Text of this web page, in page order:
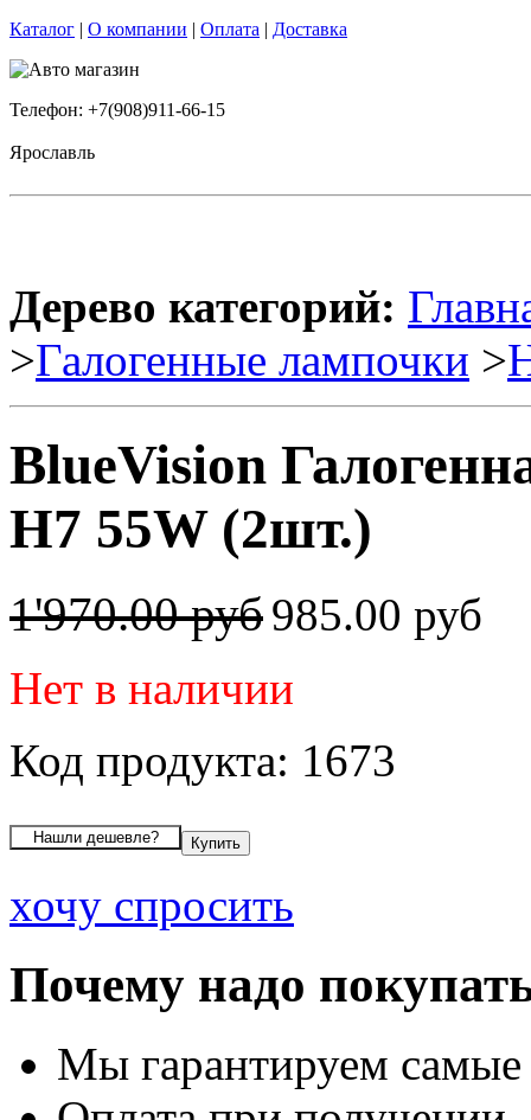
Каталог | О компании | Оплата | Доставка
Телефон: +7(908)911-66-15
Ярославль
Дерево категорий:
>Галогенные лампочки >
BlueVision
H7 55W (2шт.)
1'970.00 руб985.00 руб
Нет в наличии
Код продукта: 1673
хочу спросить
Почему надо
Мы гарантируем